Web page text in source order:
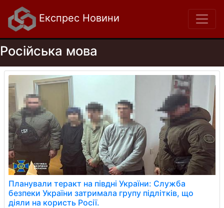
Експрес Новини
Російська мова
Планували теракт на півдні України: Служба
безпеки України затримала групу підлітків, що
діяли на користь Росії.